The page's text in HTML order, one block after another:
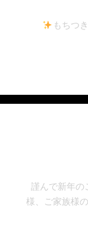
もちつ
謹んで新年の
様、ご家族様